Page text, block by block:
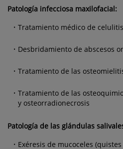
Patología infecciosa maxilofacial:
Tratamiento médico de
Desbridamiento de abscesos
Tratamiento de las
Tratamiento de las
y osteorradionecrosis
Patología de las glándulas
Exéresis de mucoceles